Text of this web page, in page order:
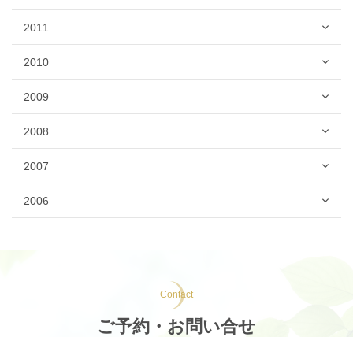
2011
2010
2009
2008
2007
2006
Contact
ご予約・お問い合せ